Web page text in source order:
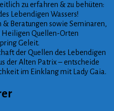
zu erfahren & zu behüten:
Lebendigen Wassers!
Beratungen sowie Seminaren,
Heiligen Quellen-Orten
Geleit.
der Quellen des Lebendigen
der Alten Patrix – entscheide
im Einklang mit Lady Gaia.